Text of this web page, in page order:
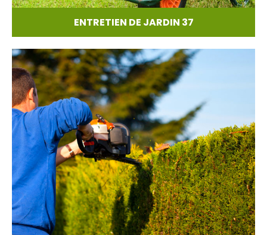
ENTRETIEN DE JARDIN 37